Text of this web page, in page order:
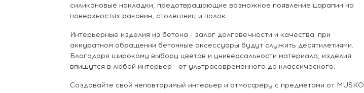
силиконовые накладки, предотвращающие возможное появление царапин на
поверхностях раковин, столешниц и полок.
Интерьерные изделия из бетона - залог долговечности и качества: при
аккуратном обращении бетонные аксессуары будут служить десятилетиями.
Благодаря широкому выбору цветов и универсальности материала, изделия
впишутся в любой интерьер - от ультрасовременного до классического.
Создавайте свой неповторимый интерьер и атмосферу с предметами от MUSKO